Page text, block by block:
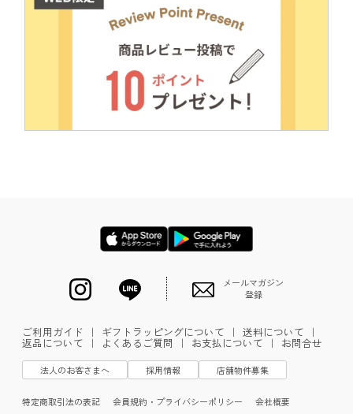
メールマガジン
登録
ご利用ガイド ｜ ギフトラッピングについて ｜ 送料について ｜
返品について ｜ よくあるご質問 ｜ お支払について ｜ お問合せ
法人のお客さまへ 採用情報 店舗物件募集
特定商取引法の表記 会員規約・プライバシーポリシー 会社概要